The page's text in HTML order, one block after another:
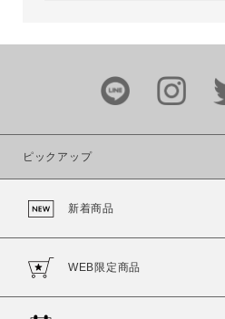
ブランド
カラー
ピックアップ
新着商品
WEB限定商品